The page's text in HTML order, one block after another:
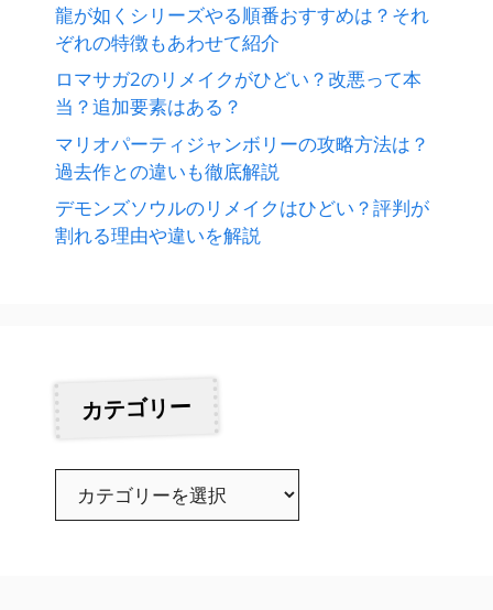
龍が如くシリーズやる順番おすすめは？それ
ぞれの特徴もあわせて紹介
ロマサガ2のリメイクがひどい？改悪って本
当？追加要素はある？
マリオパーティジャンボリーの攻略方法は？
過去作との違いも徹底解説
デモンズソウルのリメイクはひどい？評判が
割れる理由や違いを解説
カテゴリー